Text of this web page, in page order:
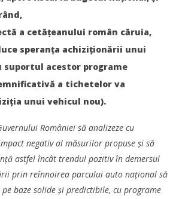
proiecte logistice din România
a cetățeanului român căruia,
speranța achiziționării unui
suportul acestor programe
a tichetelor va
unui vehicul nou).
României să analizeze cu
negativ al măsurilor propuse și să
astfel încât trendul pozitiv în demersul
prin reînnoirea parcului auto național să
baze solide și predictibile, cu programe